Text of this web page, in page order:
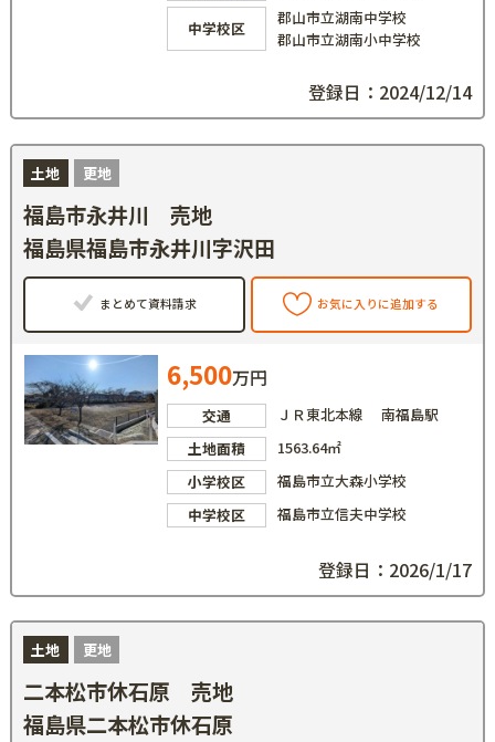
中学校区
郡山市立湖南中学校
郡山市立湖南小中学校
登録日：2024/12/14
土地 更地
福島市永井川 売地
福島県福島市永井川字沢田
まとめて資料請求 お気に入りに追加する
6,500万円
交通
ＪＲ東北本線 南福島駅
土地面積
1563.64㎡
小学校区
福島市立大森小学校
中学校区
福島市立信夫中学校
登録日：2026/1/17
土地 更地
二本松市休石原 売地
福島県二本松市休石原